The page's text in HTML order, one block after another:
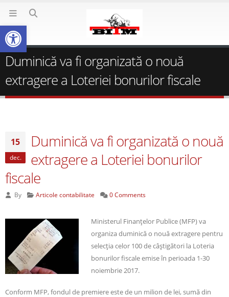
Duminică va fi organizată o nouă
extragere a Loteriei bonurilor fiscale
15
dec.
Duminică va fi organizată o nouă
extragere a Loteriei bonurilor
fiscale
By Articole contabilitate 0 Comments
Ministerul Finanţelor Publice (MFP) va
organiza duminică o nouă extragere pentru
selecţia celor 100 de câştigători la Loteria
bonurilor fiscale emise în perioada 1-30
noiembrie 2017.
Conform MFP, fondul de premiere este de un milion de lei, sumă din
Deschide bara de unelte